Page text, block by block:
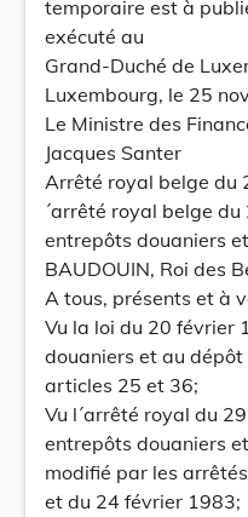
temporaire est à
exécuté au
Grand-Duché de
Luxembourg, le 25
Le Ministre des
Jacques Santer
Arrêté royal belge du
´arrêté royal belge
entrepôts douaniers
BAUDOUIN, Roi des
A tous, présents et à
Vu la loi du 20 février
douaniers et au
articles 25 et 36;
Vu l´arrêté royal du
entrepôts douaniers
modifié par les
et du 24 février 1983;